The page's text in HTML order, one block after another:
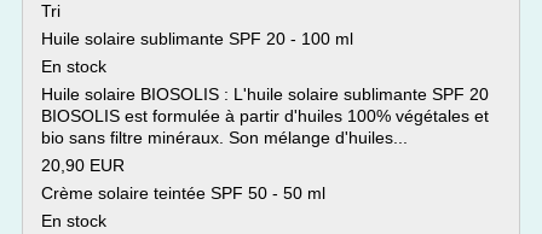
Tri
Huile solaire sublimante SPF 20 - 100 ml
En stock
Huile solaire BIOSOLIS : L'huile solaire sublimante SPF 20
BIOSOLIS est formulée à partir d'huiles 100% végétales et
bio sans filtre minéraux. Son mélange d'huiles...
20,90 EUR
Crème solaire teintée SPF 50 - 50 ml
En stock